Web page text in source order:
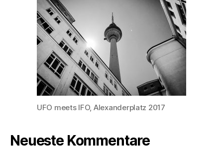
UFO meets IFO, Alexanderplatz 2017
Neueste Kommentare